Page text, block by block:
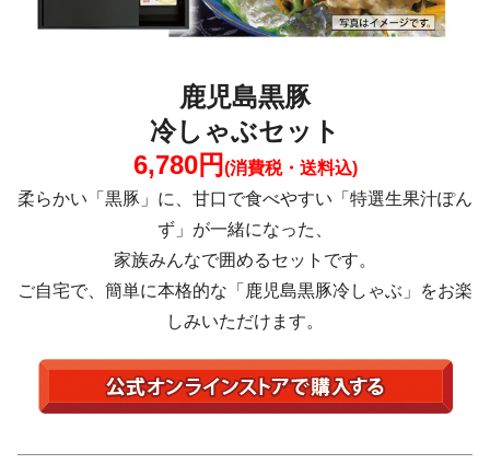
鹿児島黒豚
冷しゃぶセット
6,780円 (消費税・送料込)
柔らかい「黒豚」に、甘口で食べやすい「特選生果汁ぽん
ず」が一緒になった、
家族みんなで囲めるセットです。
ご自宅で、簡単に本格的な「鹿児島黒豚冷しゃぶ」をお楽
しみいただけます。